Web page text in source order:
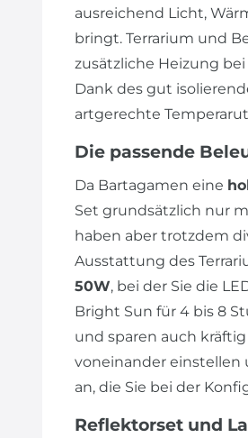
ausreichend Licht,
bringt. Terrarium und
zusätzliche Heizung
Dank des gut
artgerechte
Die passende
Da Bartagamen eine
Set grundsätzlich nur
haben aber trotzdem
Ausstattung des
50W, bei der Sie die
Bright Sun für 4 bis 8
und sparen auch
voneinander einstellen
an, die Sie bei der
Reflektorset und